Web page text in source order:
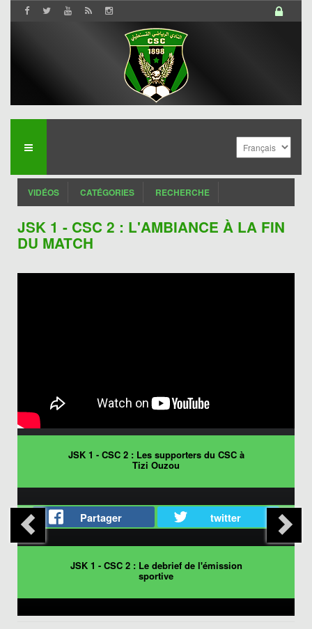
VIDÉOS CATÉGORIES RECHERCHE
JSK 1 - CSC 2 : L'AMBIANCE À LA FIN
DU MATCH
JSK 1 - CSC 2 : Les supporters du CSC à
Tizi Ouzou
Partager twitter
JSK 1 - CSC 2 : Le debrief de l'émission
sportive